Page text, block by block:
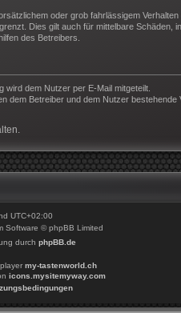
oder grob fahrlässigem
Dies gilt auch für mittelbare Schäden,
des Betreibers.
dem Nutzer per E-Mail mitgeteilt.
Betreiber und dem Nutzer bestehende
UTC+02:00
Software © phpBB Limited
durch phpBB.de
my-tastenworld.ch
icons.mysitemyway.com